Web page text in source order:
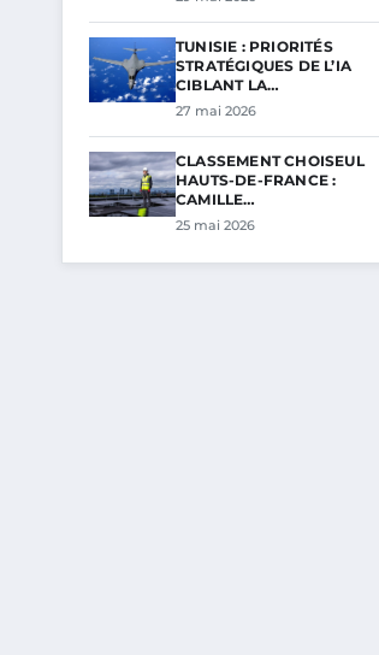
TUNISIE : PRIORITÉS
STRATÉGIQUES DE L’IA
CIBLANT LA…
27 mai 2026
CLASSEMENT CHOISEUL
HAUTS-DE-FRANCE :
CAMILLE…
25 mai 2026